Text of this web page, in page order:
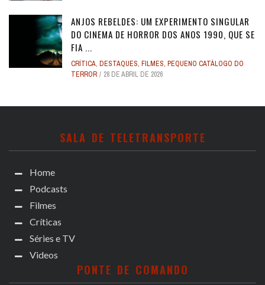
ANJOS REBELDES: UM EXPERIMENTO SINGULAR
DO CINEMA DE HORROR DOS ANOS 1990, QUE SE
FIA ...
CRÍTICA, DESTAQUES, FILMES, PEQUENO CATÁLOGO DO
TERROR
28 DE ABRIL DE 2026
SALA DE TELETRANSPORTE
Home
Podcasts
Filmes
Críticas
Séries e TV
Videos
PONTE DE COMANDO